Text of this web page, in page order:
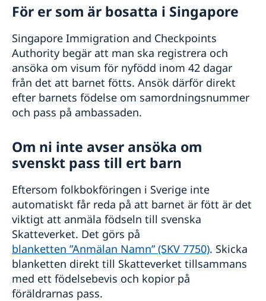
För er som är bosatta i Singapore
Singapore Immigration and Checkpoints
Authority begär att man ska registrera och
ansöka om visum för nyfödd inom 42 dagar
från det att barnet fötts. Ansök därför direkt
efter barnets födelse om samordningsnummer
och pass på ambassaden.
Om ni inte avser ansöka om
svenskt pass till ert barn
Eftersom folkbokföringen i Sverige inte
automatiskt får reda på att barnet är fött är det
viktigt att anmäla födseln till svenska
Skatteverket. Det görs på
blanketten ”Anmälan Namn” (SKV 7750). Skicka
blanketten direkt till Skatteverket tillsammans
med ett födelsebevis och kopior på
föräldrarnas pass.